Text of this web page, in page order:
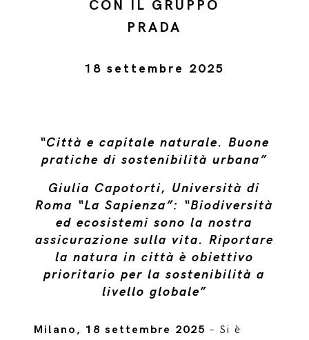
CON IL GRUPPO
PRADA
18 settembre 2025
“Città e capitale naturale. Buone
pratiche di sostenibilità urbana”
Giulia Capotorti, Università di
Roma “La Sapienza”: “Biodiversità
ed ecosistemi sono la nostra
assicurazione sulla vita. Riportare
la natura in città è obiettivo
prioritario per la sostenibilità a
livello globale”
Milano, 18 settembre 2025 – Si è